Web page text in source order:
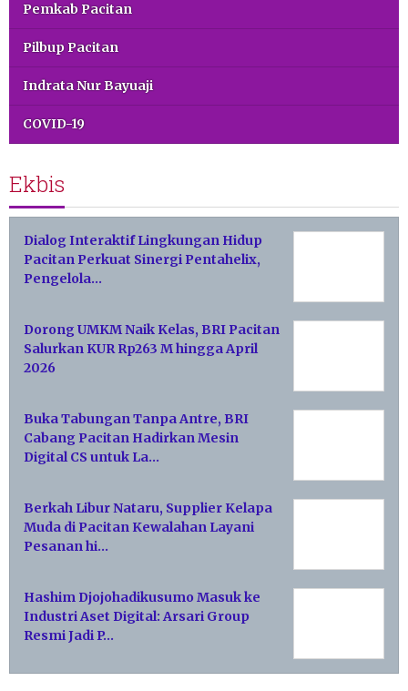
Pemkab Pacitan
Pilbup Pacitan
Indrata Nur Bayuaji
COVID-19
Ekbis
Dialog Interaktif Lingkungan Hidup
Pacitan Perkuat Sinergi Pentahelix,
Pengelola…
Dorong UMKM Naik Kelas, BRI Pacitan
Salurkan KUR Rp263 M hingga April
2026
Buka Tabungan Tanpa Antre, BRI
Cabang Pacitan Hadirkan Mesin
Digital CS untuk La…
Berkah Libur Nataru, Supplier Kelapa
Muda di Pacitan Kewalahan Layani
Pesanan hi…
Hashim Djojohadikusumo Masuk ke
Industri Aset Digital: Arsari Group
Resmi Jadi P…